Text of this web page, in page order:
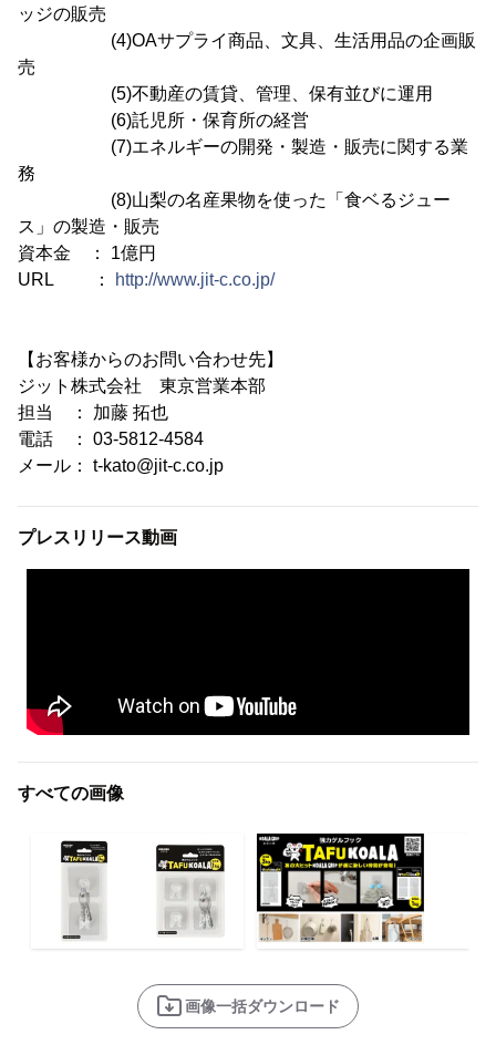
ッジの販売
(4)OAサプライ商品、文具、生活用品の企画販
売
(5)不動産の賃貸、管理、保有並びに運用
(6)託児所・保育所の経営
(7)エネルギーの開発・製造・販売に関する業
務
(8)山梨の名産果物を使った「食ベるジュー
ス」の製造・販売
資本金 ： 1億円
URL ：
http://www.jit-c.co.jp/
【お客様からのお問い合わせ先】
ジット株式会社 東京営業本部
担当 ： 加藤 拓也
電話 ： 03-5812-4584
メール： t-kato@jit-c.co.jp
プレスリリース動画
すべての画像
画像一括ダウンロード